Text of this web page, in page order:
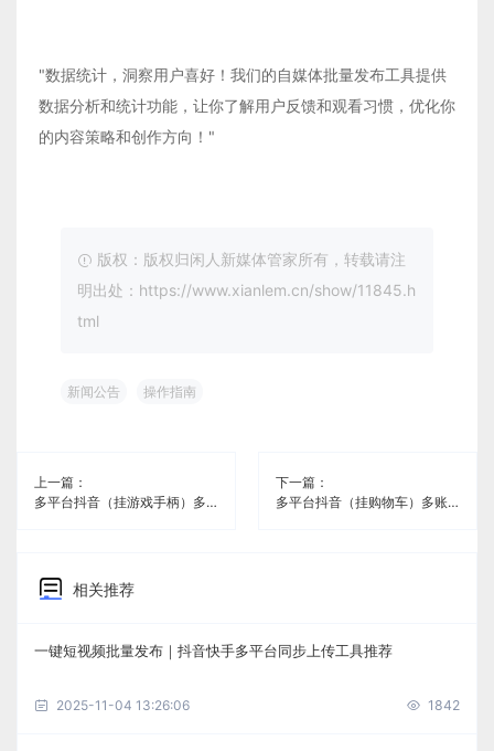
"数据统计，洞察用户喜好！我们的自媒体批量发布工具提供
数据分析和统计功能，让你了解用户反馈和观看习惯，优化你
的内容策略和创作方向！"
版权：版权归闲人新媒体管家所有，转载请注
明出处：https://www.xianlem.cn/show/11845.h
tml
新闻公告 操作指南
上一篇：
多平台抖音（挂游戏手柄）多账号管理免费工具《闲人新媒体管家》
下一篇：
多平台抖音（挂购物车）多账号管理免费工具《闲人新媒体管家》
相关推荐
一键短视频批量发布｜抖音快手多平台同步上传工具推荐
2025-11-04 13:26:06 1842